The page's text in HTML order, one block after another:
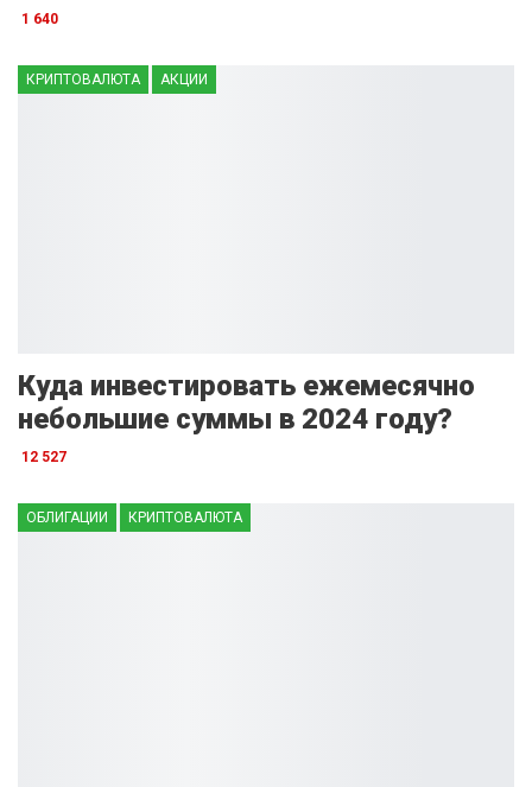
1 640
КРИПТОВАЛЮТА АКЦИИ
Куда инвестировать ежемесячно
небольшие суммы в 2024 году?
12 527
ОБЛИГАЦИИ КРИПТОВАЛЮТА